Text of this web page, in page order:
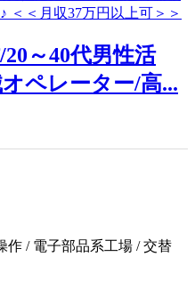
～40代男性活
ペレーター/高...
作 / 電子部品系工場 / 交替